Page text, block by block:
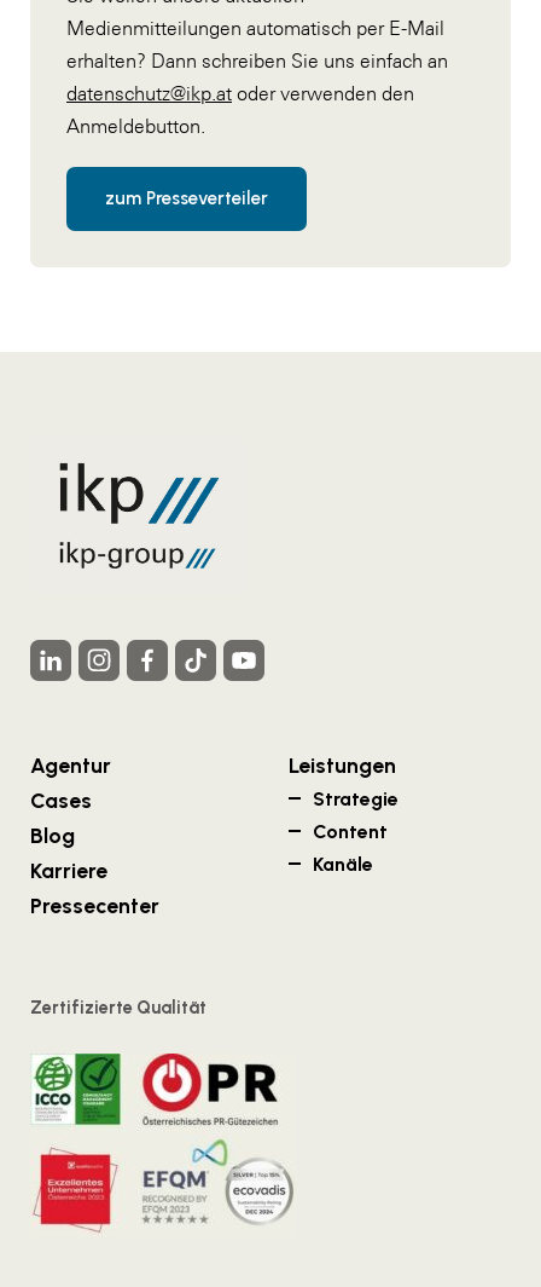
Medienmitteilungen automatisch per E-Mail
erhalten? Dann schreiben Sie uns einfach an
datenschutz@ikp.at oder verwenden den
Anmeldebutton.
zum Presseverteiler
Agentur
Cases
Blog
Karriere
Pressecenter
Leistungen
Strategie
Content
Kanäle
Zertifizierte Qualität